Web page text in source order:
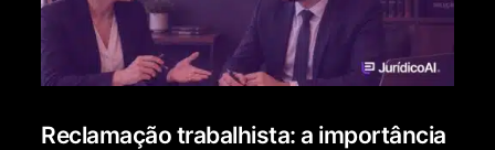
Reclamação trabalhista: a importância